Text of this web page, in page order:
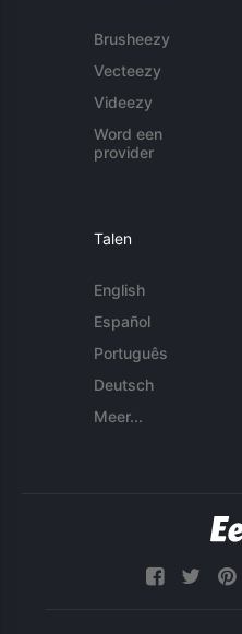
Brusheezy
Vecteezy
Videezy
Word een
provider
Talen
English
Español
Português
Deutsch
Meer...